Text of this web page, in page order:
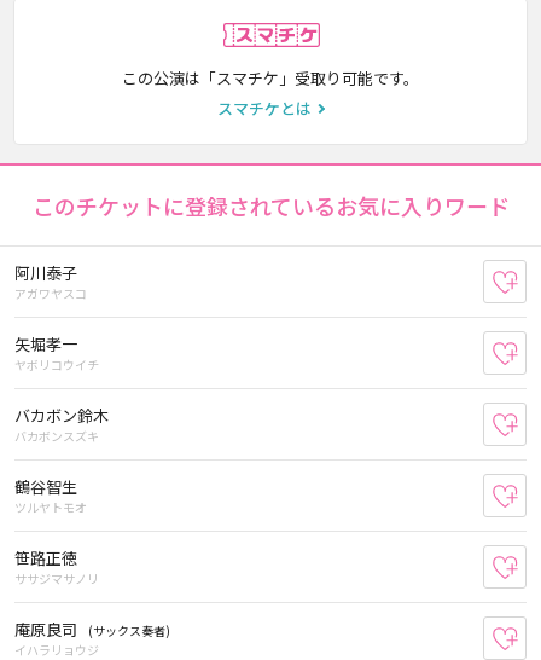
この公演は「スマチケ」受取り可能です。
スマチケとは
このチケットに登録されているお気に入りワード
阿川泰子
アガワヤスコ
矢堀孝一
ヤボリコウイチ
バカボン鈴木
バカボンスズキ
鶴谷智生
ツルヤトモオ
笹路正徳
ササジマサノリ
庵原良司
(サックス奏者)
イハラリョウジ